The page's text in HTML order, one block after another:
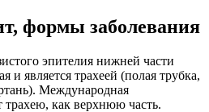
формы заболевания
эпителия нижней части
и является трахеей (полая трубка,
Международная
трахею, как верхнюю часть.